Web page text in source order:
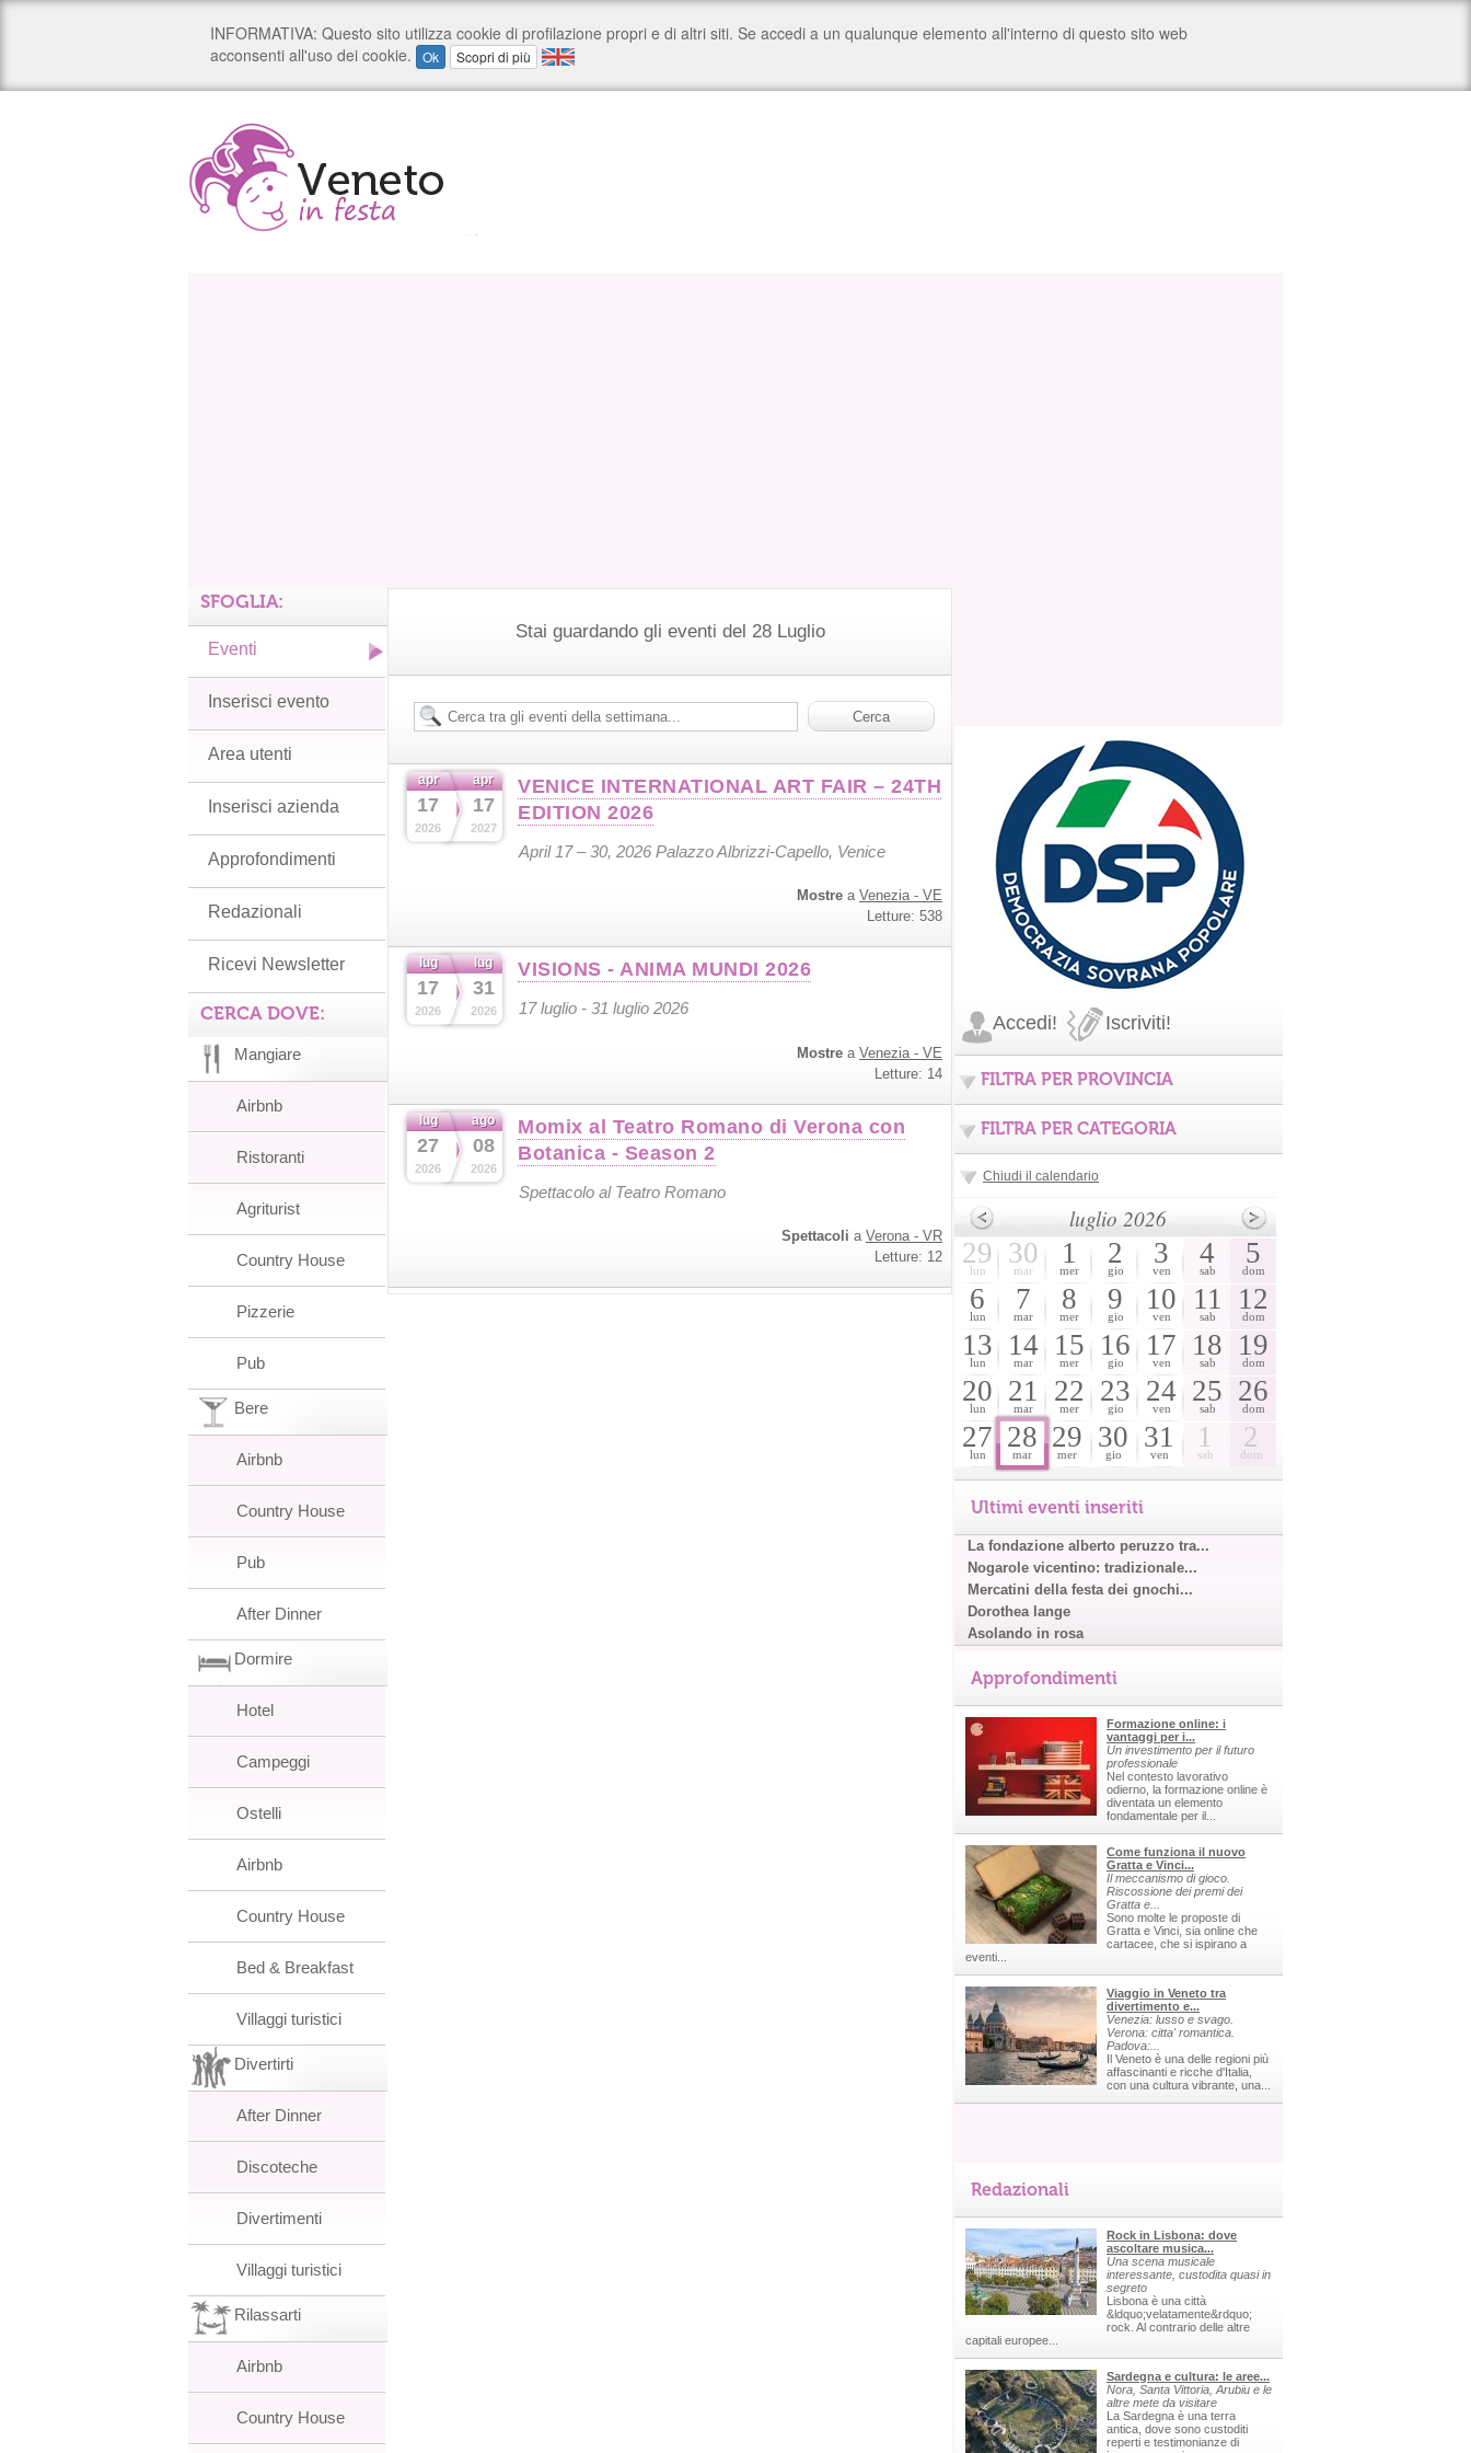
Stai guardando gli eventi del 28 Luglio
apr
17
2026
apr
17
2027
VENICE INTERNATIONAL ART FAIR – 24TH
EDITION 2026
April 17 – 30, 2026 Palazzo Albrizzi-Capello, Venice
Mostre a Venezia - VE
Letture: 538
lug
17
2026
lug
31
2026
VISIONS - ANIMA MUNDI 2026
17 luglio - 31 luglio 2026
Mostre a Venezia - VE
Letture: 14
lug
27
2026
ago
08
2026
Momix al Teatro Romano di Verona con
Botanica - Season 2
Spettacolo al Teatro Romano
Spettacoli a Verona - VR
Letture: 12
SFOGLIA:
Eventi
Inserisci evento
Area utenti
Inserisci azienda
Approfondimenti
Redazionali
Ricevi Newsletter
CERCA DOVE:
Mangiare
Airbnb
Ristoranti
Agriturist
Country House
Pizzerie
Pub
Bere
Airbnb
Country House
Pub
After Dinner
Dormire
Hotel
Campeggi
Ostelli
Airbnb
Country House
Bed & Breakfast
Villaggi turistici
Divertirti
After Dinner
Discoteche
Divertimenti
Villaggi turistici
Rilassarti
Airbnb
Country House
Accedi! Iscriviti!
FILTRA PER PROVINCIA
FILTRA PER CATEGORIA
Chiudi il calendario
luglio 2026
29
lun
30
mar
1
mer
2
gio
3
ven
4
sab
5
dom
6
lun
7
mar
8
mer
9
gio
10
ven
11
sab
12
dom
13
lun
14
mar
15
mer
16
gio
17
ven
18
sab
19
dom
20
lun
21
mar
22
mer
23
gio
24
ven
25
sab
26
dom
27
lun
28
mar
29
mer
30
gio
31
ven
1
sab
2
dom
Ultimi eventi inseriti
La fondazione alberto peruzzo tra...
Nogarole vicentino: tradizionale...
Mercatini della festa dei gnochi...
Dorothea lange
Asolando in rosa
Approfondimenti
Formazione online: i
vantaggi per i...
Un investimento per il futuro
professionale
Nel contesto lavorativo
odierno, la formazione online è
diventata un elemento
fondamentale per il...
Come funziona il nuovo
Gratta e Vinci...
Il meccanismo di gioco.
Riscossione dei premi dei
Gratta e...
Sono molte le proposte di
Gratta e Vinci, sia online che
cartacee, che si ispirano a
eventi...
Viaggio in Veneto tra
divertimento e...
Venezia: lusso e svago.
Verona: citta' romantica.
Padova:...
Il Veneto è una delle regioni più
affascinanti e ricche d'Italia,
con una cultura vibrante, una...
Redazionali
Rock in Lisbona: dove
ascoltare musica...
Una scena musicale
interessante, custodita quasi in
segreto
Lisbona è una città
&ldquo;velatamente&rdquo;
rock. Al contrario delle altre
capitali europee...
Sardegna e cultura: le aree...
Nora, Santa Vittoria, Arubiu e le
altre mete da visitare
La Sardegna è una terra
antica, dove sono custoditi
reperti e testimonianze di